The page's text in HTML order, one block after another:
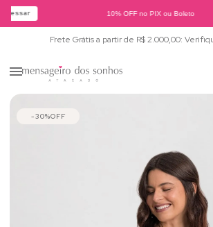
10% OFF no PIX ou Boleto
Frete Grátis a partir de R$ 2.000,00:
30%OFF